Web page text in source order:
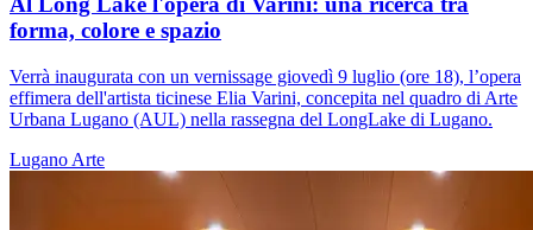
forma, colore e spazio
Verrà inaugurata con un vernissage giovedì 9 luglio (ore 18), l’opera
effimera dell'artista ticinese Elia Varini, concepita nel quadro di Arte
Urbana Lugano (AUL) nella rassegna del LongLake di Lugano.
Lugano Arte